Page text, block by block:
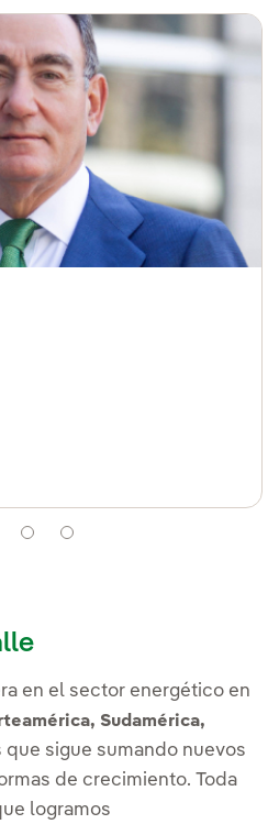
Navegación
en el sector energético en
Sudamérica,
que sigue sumando nuevos
de crecimiento. Toda
logramos